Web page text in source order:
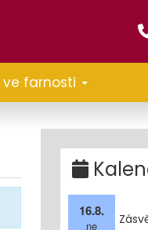
ve farnosti
16.8.
ne